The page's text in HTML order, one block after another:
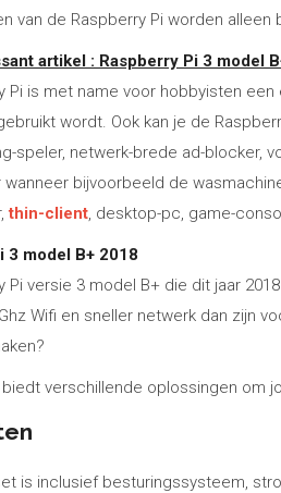
van de Raspberry Pi worden
artikel : Raspberry Pi 3 model
Pi is met name voor hobbyisten
wordt. Ook kan je de
speler, netwerk-brede ad-blocker,
wanneer bijvoorbeeld de
thin-client, desktop-pc, game-
3 model B+ 2018
Pi versie 3 model B+ die dit jaar
Wifi en sneller netwerk dan zijn
biedt verschillende oplossingen om
is inclusief besturingssysteem,